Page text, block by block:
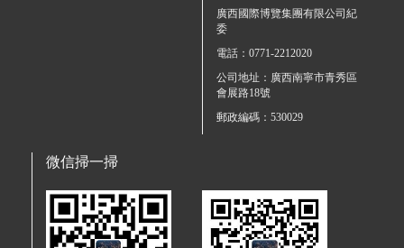
廣西國際博覽集團有限公司紀
委
電話：0771-2212020
公司地址：廣西南寧市青秀區
會展路18號
郵政編碼：530029
微信掃一掃